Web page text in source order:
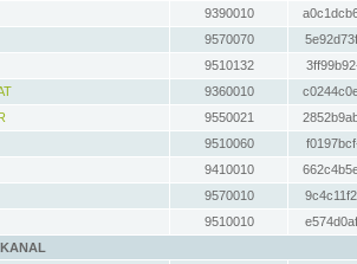
9390010
9570070
9510132
9360010
9550021
9510060
9410010
9570010
9510010